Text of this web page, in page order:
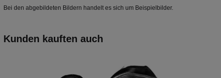
Bei den abgebildeten Bildern handelt es sich um Beispielbilder.
Kunden kauften auch